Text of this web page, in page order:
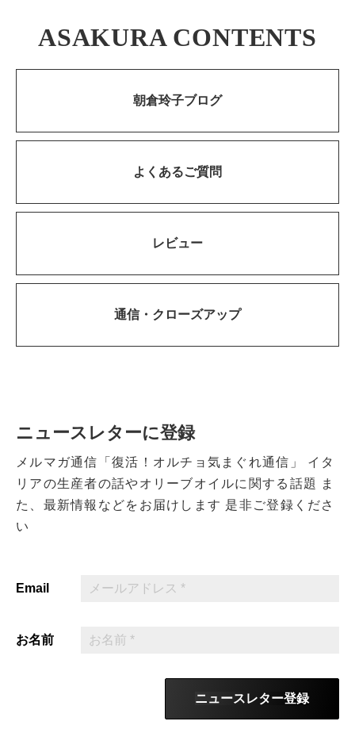
ASAKURA CONTENTS
朝倉玲子ブログ
よくあるご質問
レビュー
通信・ クローズアップ
ニュースレターに登録
メルマガ通信「復活！オルチョ気まぐれ通信」
イタ
リアの生産者の話やオリーブオイルに関する話題
ま
た、最新情報などをお届けします 是非ご登録くださ
い
Email
お名前
ニュースレター登録